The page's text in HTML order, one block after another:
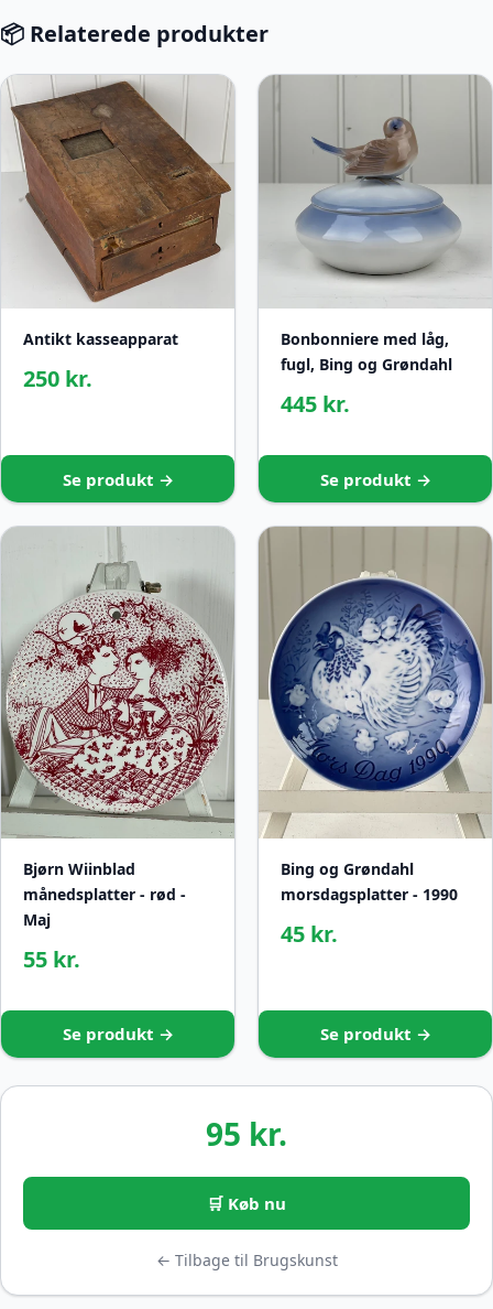
📦 Relaterede produkter
Antikt kasseapparat
250 kr.
Se produkt →
Bonbonniere med låg,
fugl, Bing og Grøndahl
445 kr.
Se produkt →
Bjørn Wiinblad
månedsplatter - rød -
Maj
55 kr.
Se produkt →
Bing og Grøndahl
morsdagsplatter - 1990
45 kr.
Se produkt →
95 kr.
🛒 Køb nu
← Tilbage til Brugskunst